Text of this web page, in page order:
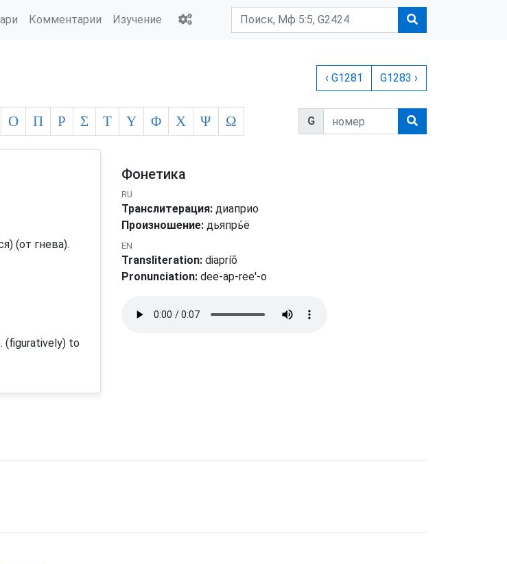
Комментарии Изучение
‹ G1281 G1283 ›
Ο Π Ρ Σ Τ Υ Φ Χ Ψ Ω G
(от гнева).
(figuratively) to
Фонетика
RU
Транслитерация: диаприо
Произношение: дьяпрь́ё
EN
Transliteration: diapríō
Pronunciation: dee-ap-ree'-o